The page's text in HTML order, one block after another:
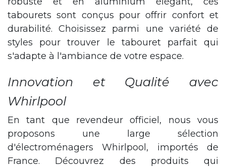
tabourets sont conçus pour offrir confort et
durabilité. Choisissez parmi une variété de
styles pour trouver le tabouret parfait qui
s'adapte à l'ambiance de votre espace.
Innovation et Qualité avec
Whirlpool
En tant que revendeur officiel, nous vous
proposons une large sélection
d'électroménagers Whirlpool, importés de
France. Découvrez des produits qui